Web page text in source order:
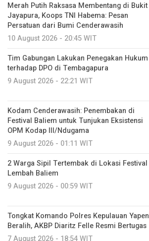
Merah Putih Raksasa Membentang di Bukit
Jayapura, Koops TNI Habema: Pesan
Persatuan dari Bumi Cenderawasih
10 August 2026 - 20:45 WIT
Tim Gabungan Lakukan Penegakan Hukum
terhadap DPO di Tembagapura
9 August 2026 - 22:21 WIT
Kodam Cenderawasih: Penembakan di
Festival Baliem untuk Tunjukan Eksistensi
OPM Kodap III/Ndugama
9 August 2026 - 01:11 WIT
2 Warga Sipil Tertembak di Lokasi Festival
Lembah Baliem
9 August 2026 - 00:59 WIT
Tongkat Komando Polres Kepulauan Yapen
Beralih, AKBP Diaritz Felle Resmi Bertugas
7 August 2026 - 18:54 WIT